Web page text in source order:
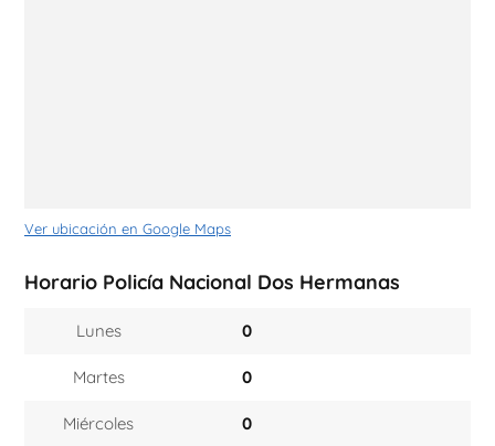
Ver ubicación en Google Maps
Horario Policía Nacional Dos Hermanas
Lunes 0
Martes 0
Miércoles 0